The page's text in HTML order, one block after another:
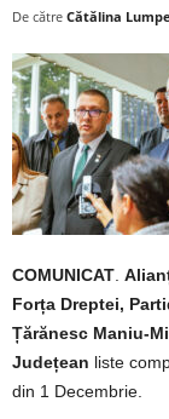
De către Cătălina
COMUNICAT
Forța Dreptei,
Țărănesc Maniu-
Județean liste
din 1 Decembrie.